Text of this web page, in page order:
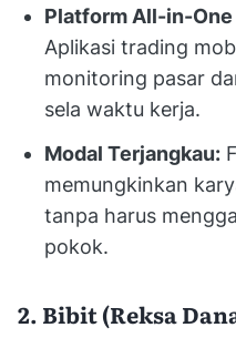
Platform All-in-
Aplikasi trading
monitoring pasar
sela waktu kerja.
Modal Terjangkau:
memungkinkan
tanpa harus
pokok.
2. Bibit (Reksa